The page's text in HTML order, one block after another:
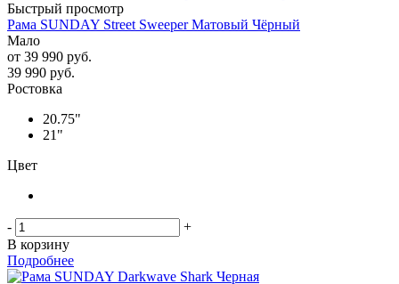
Быстрый просмотр
Рама SUNDAY Street Sweeper Матовый Чёрный
Мало
от 39 990 руб.
39 990 руб.
Ростовка
20.75"
21"
Цвет
-
+
В корзину
Подробнее